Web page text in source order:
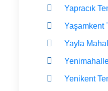
Yapracık
Yaşamkent
Yayla
Yenikent